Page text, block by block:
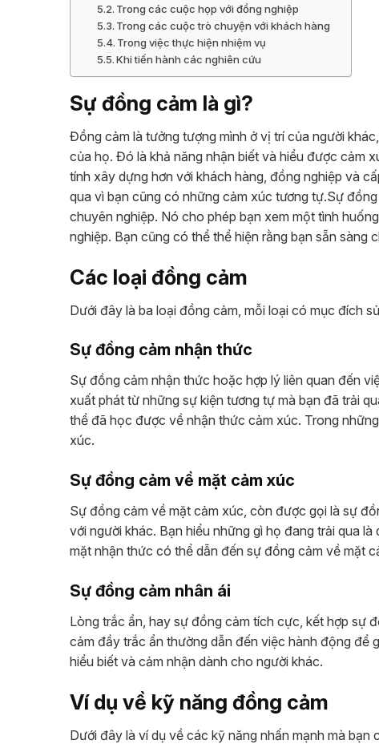
Trong các cuộc họp với đồng nghiệp
Trong các cuộc trò chuyện với khách hàng
Trong việc thực hiện nhiệm vụ
Khi tiến hành các nghiên cứu
Sự đồng cảm là gì?
Đồng cảm là tưởng tượng mình ở vị trí của người
của họ. Đó là khả năng nhận biết và hiểu được cảm
tính xây dựng hơn với khách hàng, đồng nghiệp và
qua vì bạn cũng có những cảm xúc tương tự.Sự
chuyên nghiệp. Nó cho phép bạn xem một tình
nghiệp. Bạn cũng có thể thể hiện rằng bạn sẵn sàng
Các loại đồng cảm
Dưới đây là ba loại đồng cảm, mỗi loại có mục đích
Sự đồng cảm nhận thức
Sự đồng cảm nhận thức hoặc hợp lý liên quan đến
xuất phát từ những sự kiện tương tự mà bạn đã trải
thể đã học được về nhận thức cảm xúc. Trong
xúc.
Sự đồng cảm về mặt cảm xúc
Sự đồng cảm về mặt cảm xúc, còn được gọi là sự
với người khác. Bạn hiểu những gì họ đang trải qua
mặt nhận thức có thể dẫn đến sự đồng cảm về mặt
Sự đồng cảm nhân ái
Lòng trắc ẩn, hay sự đồng cảm tích cực, kết hợp sự
cảm đầy trắc ẩn thường dẫn đến việc hành động để
hiểu biết và cảm nhận dành cho người khác.
Ví dụ về kỹ năng đồng cảm
Dưới đây là ví dụ về các kỹ năng nhấn mạnh mà